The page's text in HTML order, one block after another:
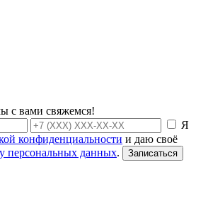
с вами свяжемся!
Я
конфиденциальности и даю своё
персональных данных. Записаться